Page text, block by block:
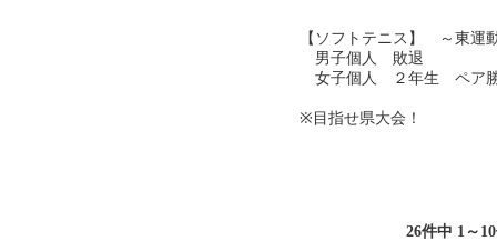
【ソフトテニス】 ～東運
男子個人 敗退
女子個人 ２年生 ペア勝
※目指せ県大会！
26件中 1～